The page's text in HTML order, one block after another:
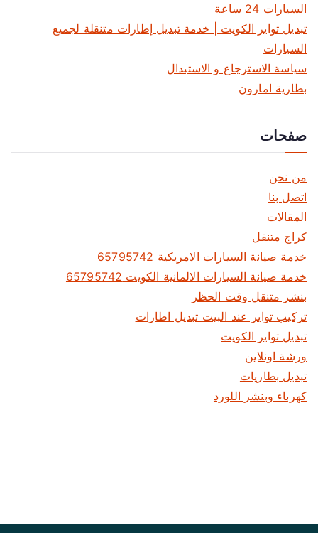
السيارات 24 ساعة
تبديل تواير الكويت | خدمة تبديل إطارات متنقلة لجميع
السيارات
سياسة الاسترجاع و الاستبدال
بطارية امارون
صفحات
من نحن
اتصل بنا
المقالات
كراج متنقل
خدمة صيانة السيارات الامريكية 65795742
خدمة صيانة السيارات الالمانية الكويت 65795742
بنشر متنقل وقت الحظر
تركيب تواير عند البيت تبديل اطارات
تبديل تواير الكويت
ورشة اونلاين
تبديل بطاريات
كهرباء وبنشر اللورد